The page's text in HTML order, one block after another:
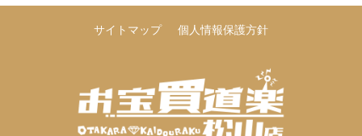
サイトマップ 個人情報保護方針